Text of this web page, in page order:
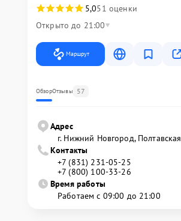
5,051 оценки
Открыто до 21:00
Маршрут
ОбзорОтзывы 57
Адрес
г. Нижний Новгород,
Контакты
+7 (831) 231-05-25
+7 (800) 100-33-26
Время работы
Работаем с 09:00 до 21:00